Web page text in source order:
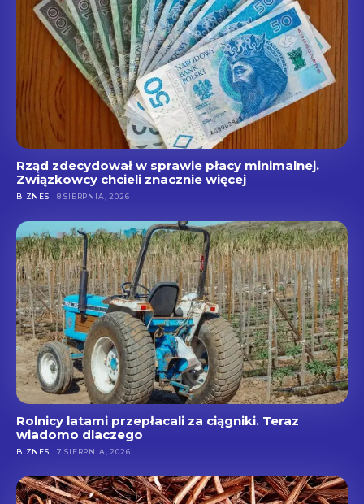
Rząd zdecydował w sprawie płacy minimalnej.
Związkowcy chcieli znacznie więcej
BIZNES 8 SIERPNIA, 2026
Rolnicy latami przepłacali za ciągniki. Teraz
wiadomo dlaczego
BIZNES 7 SIERPNIA, 2026